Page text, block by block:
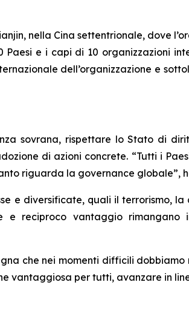
nella Cina settentrionale, dove
e i capi di 10 organizzazioni
dell’organizzazione e
sovrana, rispettare lo Stato di
di azioni concrete. “Tutti i
riguarda la governance globale”,
e diversificate, quali il terrorismo,
e reciproco vantaggio
che nei momenti difficili
per tutti, avanzare in